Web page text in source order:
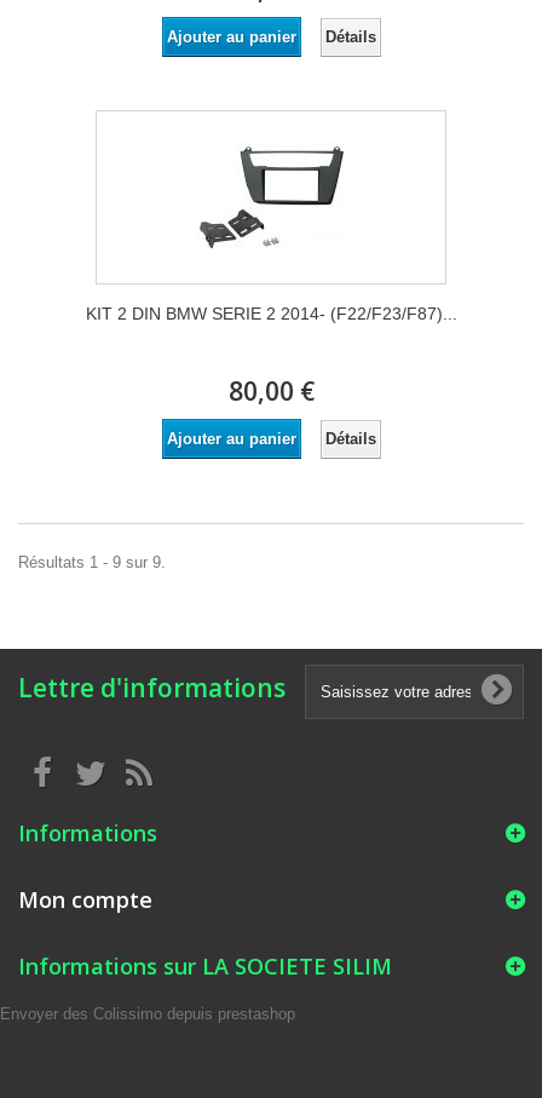
Ajouter au panier Détails
KIT 2 DIN BMW SERIE 2 2014- (F22/F23/F87)...
80,00 €
Ajouter au panier Détails
Résultats 1 - 9 sur 9.
Lettre d'informations
Informations
Mon compte
Informations sur LA SOCIETE SILIM
Envoyer des Colissimo depuis prestashop